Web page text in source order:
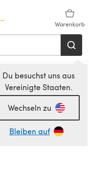
Warenkorb
Du besuchst uns aus
Vereinigte Staaten.
Wechseln zu
Bleiben auf
DK
116m/50g, DK (3,75-